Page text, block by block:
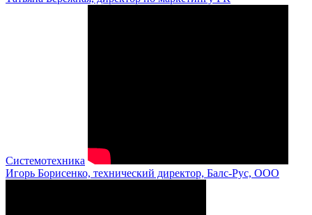
Системотехника
Игорь Борисенко, технический директор, Балс-Рус, ООО